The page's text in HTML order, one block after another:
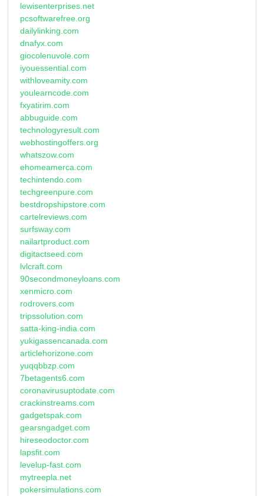
lewisenterprises.net
pcsoftwarefree.org
dailylinking.com
dnafyx.com
giocolenuvole.com
iyouessential.com
withloveamity.com
youlearncode.com
fxyatirim.com
abbuguide.com
technologyresult.com
webhostingoffers.org
whatszow.com
ehomeamerca.com
techintendo.com
techgreenpure.com
bestdropshipstore.com
cartelreviews.com
surfsway.com
nailartproduct.com
digitactseed.com
lvlcraft.com
90secondmoneyloans.com
xenmicro.com
rodrovers.com
tripssolution.com
satta-king-india.com
yukigassencanada.com
articlehorizone.com
yuqqbbzp.com
7betagents6.com
coronavirusuptodate.com
crackinstreams.com
gadgetspak.com
gearsngadget.com
hireseodoctor.com
lapsfit.com
levelup-fast.com
mytreepla.net
pokersimulations.com